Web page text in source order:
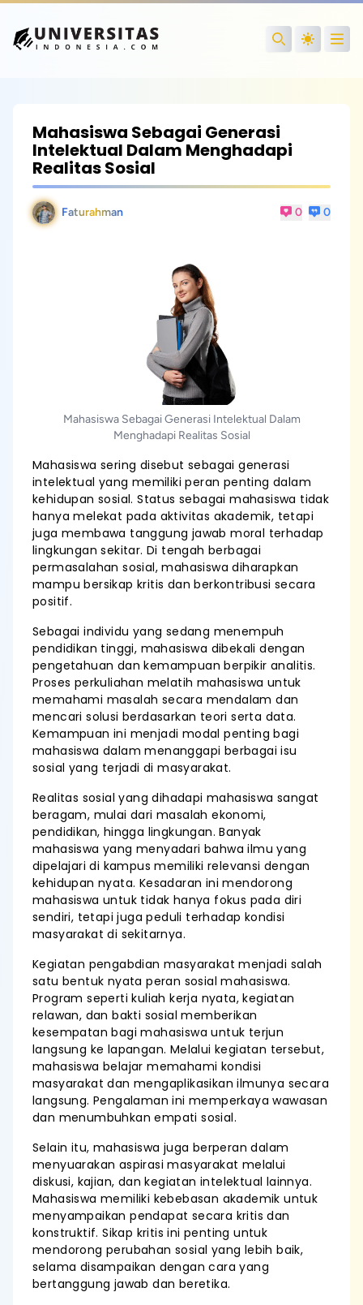
Search
Mahasiswa Sebagai Generasi
Intelektual Dalam Menghadapi
Realitas Sosial
Faturahman 0 0
Mahasiswa Sebagai Generasi Intelektual Dalam
Menghadapi Realitas Sosial
Mahasiswa sering disebut sebagai generasi
intelektual yang memiliki peran penting dalam
kehidupan sosial. Status sebagai mahasiswa tidak
hanya melekat pada aktivitas akademik, tetapi
juga membawa tanggung jawab moral terhadap
lingkungan sekitar. Di tengah berbagai
permasalahan sosial, mahasiswa diharapkan
mampu bersikap kritis dan berkontribusi secara
positif.
Sebagai individu yang sedang menempuh
pendidikan tinggi, mahasiswa dibekali dengan
pengetahuan dan kemampuan berpikir analitis.
Proses perkuliahan melatih mahasiswa untuk
memahami masalah secara mendalam dan
mencari solusi berdasarkan teori serta data.
Kemampuan ini menjadi modal penting bagi
mahasiswa dalam menanggapi berbagai isu
sosial yang terjadi di masyarakat.
Realitas sosial yang dihadapi mahasiswa sangat
beragam, mulai dari masalah ekonomi,
pendidikan, hingga lingkungan. Banyak
mahasiswa yang menyadari bahwa ilmu yang
dipelajari di kampus memiliki relevansi dengan
kehidupan nyata. Kesadaran ini mendorong
mahasiswa untuk tidak hanya fokus pada diri
sendiri, tetapi juga peduli terhadap kondisi
masyarakat di sekitarnya.
Kegiatan pengabdian masyarakat menjadi salah
satu bentuk nyata peran sosial mahasiswa.
Program seperti kuliah kerja nyata, kegiatan
relawan, dan bakti sosial memberikan
kesempatan bagi mahasiswa untuk terjun
langsung ke lapangan. Melalui kegiatan tersebut,
mahasiswa belajar memahami kondisi
masyarakat dan mengaplikasikan ilmunya secara
langsung. Pengalaman ini memperkaya wawasan
dan menumbuhkan empati sosial.
Selain itu, mahasiswa juga berperan dalam
menyuarakan aspirasi masyarakat melalui
diskusi, kajian, dan kegiatan intelektual lainnya.
Mahasiswa memiliki kebebasan akademik untuk
menyampaikan pendapat secara kritis dan
konstruktif. Sikap kritis ini penting untuk
mendorong perubahan sosial yang lebih baik,
selama disampaikan dengan cara yang
bertanggung jawab dan beretika.